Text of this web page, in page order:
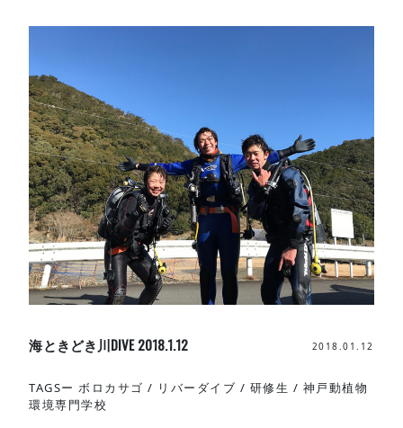
海ときどき川DIVE 2018.1.12 2018.01.12
TAGSーボロカサゴ / リバーダイブ / 研修生 / 神戸動植物
環境専門学校